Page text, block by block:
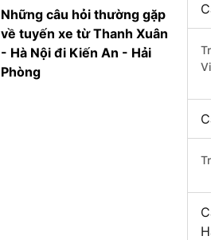
Những câu hỏi thường gặp
về tuyến xe từ Thanh Xuân
- Hà Nội đi Kiến An - Hải
Phòng